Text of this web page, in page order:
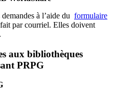
à l’aide du formulaire
par courriel. Elles doivent
aux bibliothèques
PRPG